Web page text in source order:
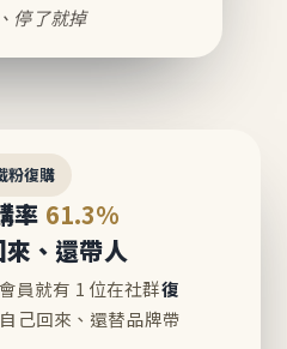
停了就掉
粉復購
率 61.3%
、還帶人
員就有 1 位在社群復
自己回來、還替品牌帶